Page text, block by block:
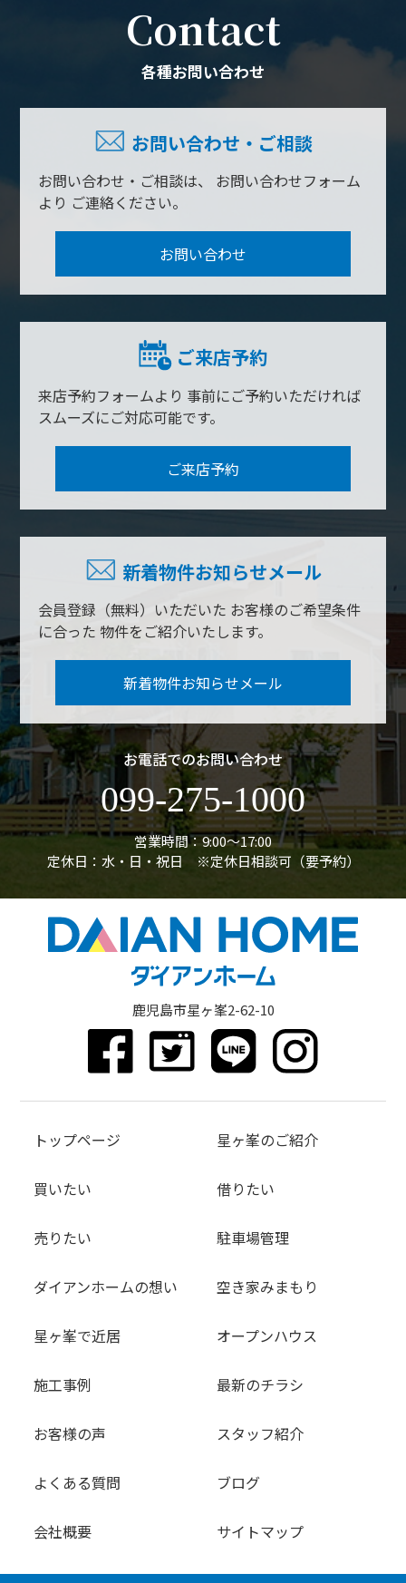
Contact
各種お問い合わせ
お問い合わせ・ご相談
お問い合わせ・ご相談は、
お問い合わせフォーム
より ご連絡ください。
お問い合わせ
ご来店予約
来店予約フォームより 事前にご予約いただければ
スムーズにご対応可能です。
ご来店予約
新着物件お知らせメール
会員登録（無料）いただいた お客様のご希望条件
に合った 物件をご紹介いたします。
新着物件お知らせメール
お電話でのお問い合わせ
099-275-1000
営業時間：9:00〜17:00
定休日：水・日・祝日 ※定休日相談可（要予約）
鹿児島市星ヶ峯2-62-10
トップページ 星ヶ峯のご紹介
買いたい 借りたい
売りたい 駐車場管理
ダイアンホームの想い 空き家みまもり
星ヶ峯で近居 オープンハウス
施工事例 最新のチラシ
お客様の声 スタッフ紹介
よくある質問 ブログ
会社概要 サイトマップ